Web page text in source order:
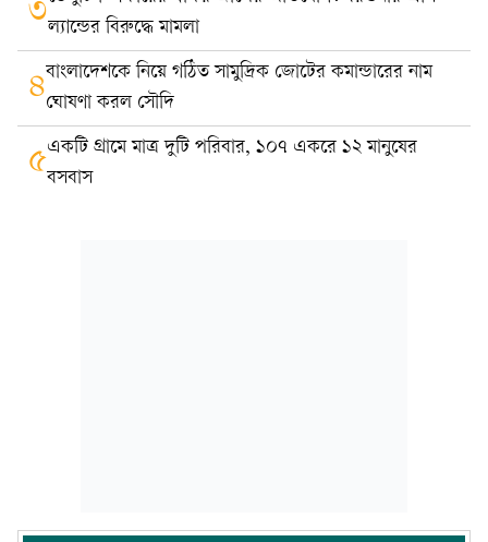
৩ল্যান্ডের বিরুদ্ধে মামলা
৪বাংলাদেশকে নিয়ে গঠিত সামুদ্রিক জোটের কমান্ডারের নাম
ঘোষণা করল সৌদি
৫একটি গ্রামে মাত্র দুটি পরিবার, ১০৭ একরে ১২ মানুষের
বসবাস